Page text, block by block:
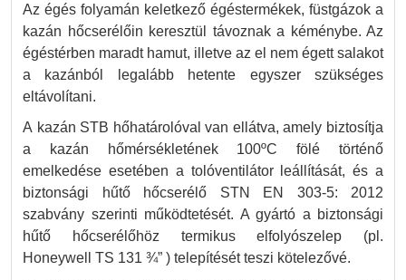
Az égés folyamán keletkező égéstermékek, füstgázok a
kazán hőcserélőin keresztül távoznak a kéménybe. Az
égéstérben maradt hamut, illetve az el nem égett salakot
a kazánból legalább hetente egyszer szükséges
eltávolítani.
A kazán STB hőhatárolóval van ellátva, amely biztosítja
a kazán hőmérsékletének 100ºC fölé történő
emelkedése esetében a tolóventilátor leállítását, és a
biztonsági hűtő hőcserélő STN EN 303-5: 2012
szabvány szerinti működtetését. A gyártó a biztonsági
hűtő hőcserélőhöz termikus elfolyószelep (pl.
Honeywell TS 131 ¾” ) telepítését teszi kötelezővé.